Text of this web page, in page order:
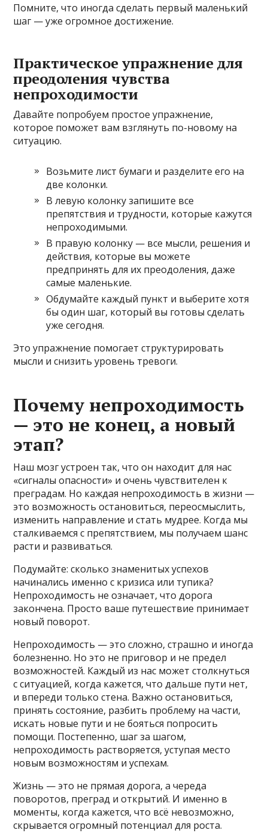
Помните, что иногда сделать первый маленький
шаг — уже огромное достижение.
Практическое упражнение для
преодоления чувства
непроходимости
Давайте попробуем простое упражнение,
которое поможет вам взглянуть по-новому на
ситуацию.
Возьмите лист бумаги и разделите его на
две колонки.
В левую колонку запишите все
препятствия и трудности, которые кажутся
непроходимыми.
В правую колонку — все мысли, решения и
действия, которые вы можете
предпринять для их преодоления, даже
самые маленькие.
Обдумайте каждый пункт и выберите хотя
бы один шаг, который вы готовы сделать
уже сегодня.
Это упражнение помогает структурировать
мысли и снизить уровень тревоги.
Почему непроходимость
— это не конец, а новый
этап?
Наш мозг устроен так, что он находит для нас
«сигналы опасности» и очень чувствителен к
преградам. Но каждая непроходимость в жизни —
это возможность остановиться, переосмыслить,
изменить направление и стать мудрее. Когда мы
сталкиваемся с препятствием, мы получаем шанс
расти и развиваться.
Подумайте: сколько знаменитых успехов
начинались именно с кризиса или тупика?
Непроходимость не означает, что дорога
закончена. Просто ваше путешествие принимает
новый поворот.
Непроходимость — это сложно, страшно и иногда
болезненно. Но это не приговор и не предел
возможностей. Каждый из нас может столкнуться
с ситуацией, когда кажется, что дальше пути нет,
и впереди только стена. Важно остановиться,
принять состояние, разбить проблему на части,
искать новые пути и не бояться попросить
помощи. Постепенно, шаг за шагом,
непроходимость растворяется, уступая место
новым возможностям и успехам.
Жизнь — это не прямая дорога, а череда
поворотов, преград и открытий. И именно в
моменты, когда кажется, что всё невозможно,
скрывается огромный потенциал для роста.